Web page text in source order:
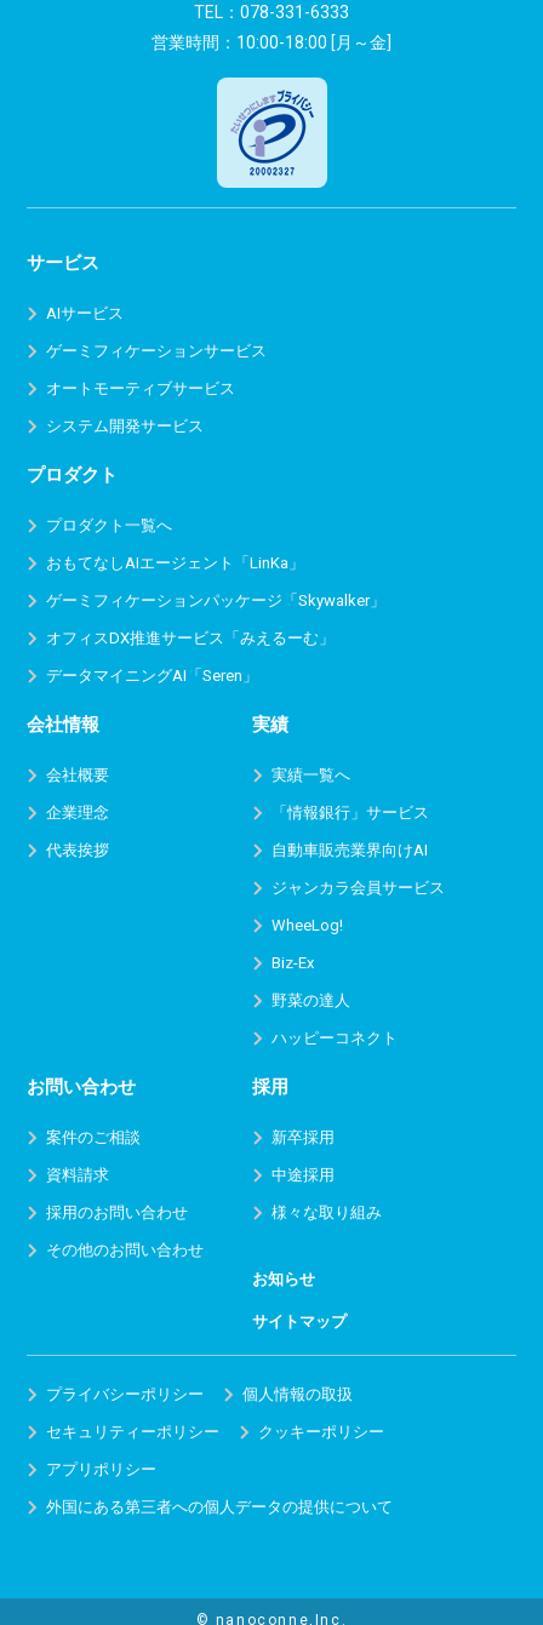
TEL： 078-331-6333
営業時間：10:00-18:00 [月～金]
サービス
AIサービス
ゲーミフィケーションサービス
オートモーティブサービス
システム開発サービス
プロダクト
プロダクト一覧へ
おもてなしAIエージェント「LinKa」
ゲーミフィケーションパッケージ「Skywalker」
オフィスDX推進サービス 「みえるーむ」
データマイニングAI「Seren」
会社情報
会社概要
企業理念
代表挨拶
実績
実績一覧へ
「情報銀行」サービス
自動車販売業界向けAI
ジャンカラ会員サービス
WheeLog!
Biz-Ex
野菜の達人
ハッピーコネクト
お問い合わせ
案件のご相談
資料請求
採用のお問い合わせ
その他のお問い合わせ
採用
新卒採用
中途採用
様々な取り組み
お知らせ
サイトマップ
プライバシーポリシー 個人情報の取扱
セキュリティーポリシー クッキーポリシー
アプリポリシー
外国にある第三者への個人データの提供について
© nanoconne,Inc.